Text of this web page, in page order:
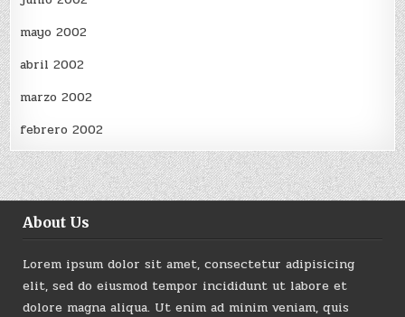
mayo 2002
abril 2002
marzo 2002
febrero 2002
About Us
Lorem ipsum dolor sit amet, consectetur adipisicing
elit, sed do eiusmod tempor incididunt ut labore et
dolore magna aliqua. Ut enim ad minim veniam, quis